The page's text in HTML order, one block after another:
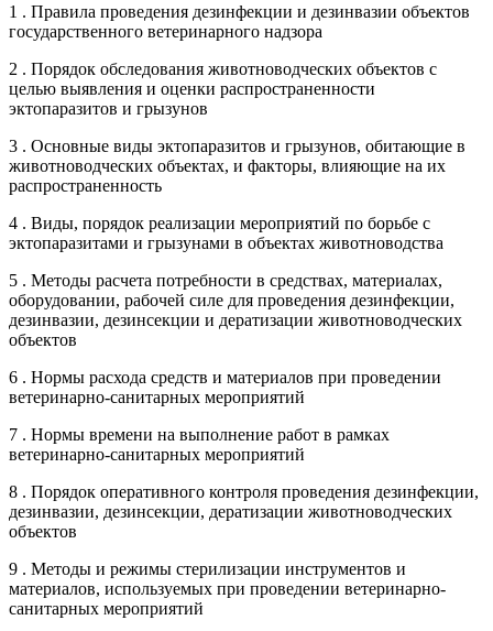
1 . Правила проведения дезинфекции и дезинвазии объектов
государственного ветеринарного надзора
2 . Порядок обследования животноводческих объектов с
целью выявления и оценки распространенности
эктопаразитов и грызунов
3 . Основные виды эктопаразитов и грызунов, обитающие в
животноводческих объектах, и факторы, влияющие на их
распространенность
4 . Виды, порядок реализации мероприятий по борьбе с
эктопаразитами и грызунами в объектах животноводства
5 . Методы расчета потребности в средствах, материалах,
оборудовании, рабочей силе для проведения дезинфекции,
дезинвазии, дезинсекции и дератизации животноводческих
объектов
6 . Нормы расхода средств и материалов при проведении
ветеринарно-санитарных мероприятий
7 . Нормы времени на выполнение работ в рамках
ветеринарно-санитарных мероприятий
8 . Порядок оперативного контроля проведения дезинфекции,
дезинвазии, дезинсекции, дератизации животноводческих
объектов
9 . Методы и режимы стерилизации инструментов и
материалов, используемых при проведении ветеринарно-
санитарных мероприятий